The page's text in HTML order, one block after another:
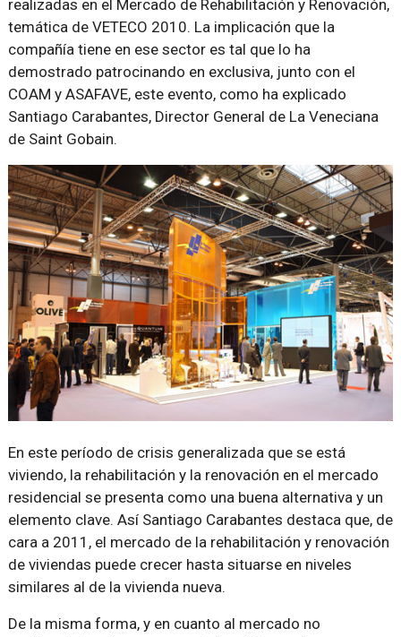
realizadas en el Mercado de Rehabilitación y Renovación,
temática de VETECO 2010. La implicación que la
compañía tiene en ese sector es tal que lo ha
demostrado patrocinando en exclusiva, junto con el
COAM y ASAFAVE, este evento, como ha explicado
Santiago Carabantes, Director General de La Veneciana
de Saint Gobain.
En este período de crisis generalizada que se está
viviendo, la rehabilitación y la renovación en el mercado
residencial se presenta como una buena alternativa y un
elemento clave. Así Santiago Carabantes destaca que, de
cara a 2011, el mercado de la rehabilitación y renovación
de viviendas puede crecer hasta situarse en niveles
similares al de la vivienda nueva.
De la misma forma, y en cuanto al mercado no